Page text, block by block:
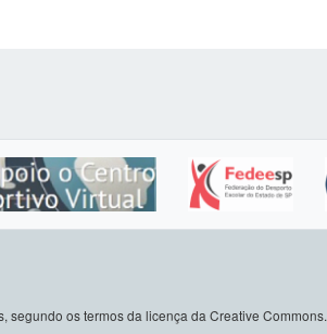
os termos da licença da Creative Commons.